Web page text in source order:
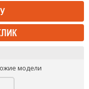
модели